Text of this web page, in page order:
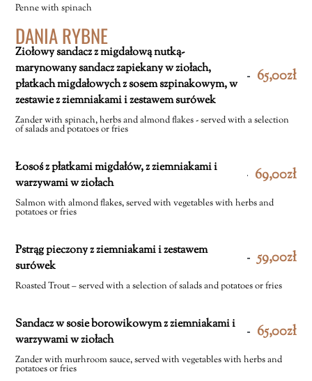
Penne with spinach
DANIA RYBNE
Ziołowy sandacz z migdałową nutką-
marynowany sandacz zapiekany w ziołach,
płatkach migdałowych z sosem szpinakowym, w
zestawie z ziemniakami i zestawem surówek
65,00zł
Zander with spinach, herbs and almond flakes - served with a selection
of salads and potatoes or fries
Łosoś z płatkami migdałów, z ziemniakami i
warzywami w ziołach
69,00zł
Salmon with almond flakes, served with vegetables with herbs and
potatoes or fries
Pstrąg pieczony z ziemniakami i zestawem
surówek
59,00zł
Roasted Trout – served with a selection of salads and potatoes or fries
Sandacz w sosie borowikowym z ziemniakami i
warzywami w ziołach
65,00zł
Zander with murhroom sauce, served with vegetables with herbs and
potatoes or fries